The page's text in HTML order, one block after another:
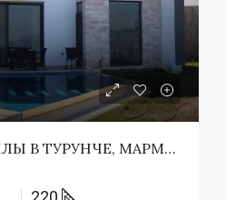
РОСКОШНЫЕ ВИЛЛЫ В ТУРУНЧЕ, МАРМАРИСЕ, ТУРЦИЯ